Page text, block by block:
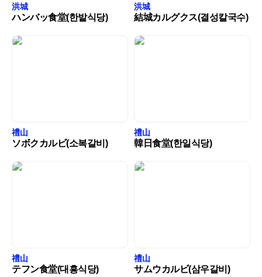
洪城
ハンバッ食堂(한밭식당)
洪城
結城カルグクス(결성칼국수)
禮山
ソボクカルビ(소복갈비)
禮山
韓日食堂(한일식당)
禮山
テフン食堂(대흥식당)
禮山
サムウカルビ(삼우갈비)